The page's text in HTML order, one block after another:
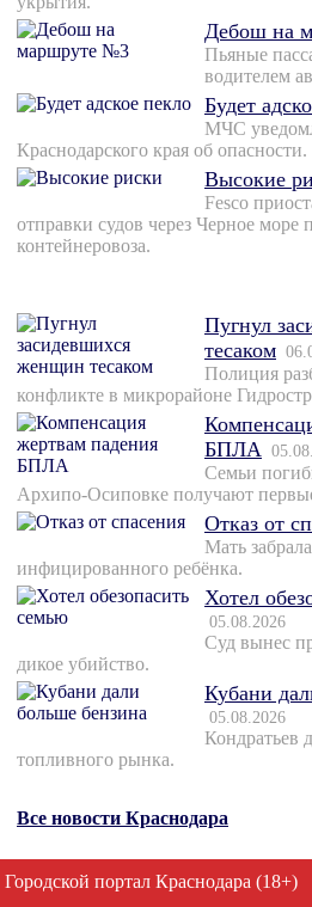
Дебош на
Пьяные
водителем
Будет
МЧС
Краснодарского края об опасности.
Высокие
Fesco
отправки судов через Черное
контейнеровоза.
Пугнул
тесаком
Полиция
конфликте в микрорайоне
БПЛА
Семьи
Архипо-Осиповке получают
Отказ от
Мать
инфицированного ребёнка.
Хотел
05.08.2026
Суд вынес
дикое убийство.
Кубани
05.08.2026
Кондратьев
топливного рынка.
Все новости Краснодара
Городской портал Краснодара (18+)